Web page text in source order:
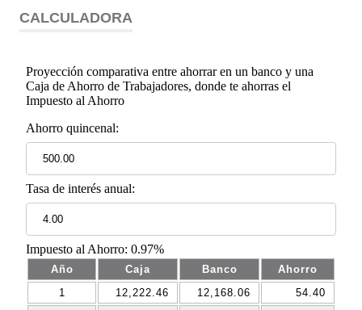
CALCULADORA